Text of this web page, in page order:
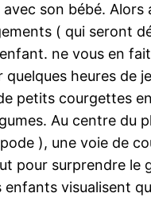
son bébé. Alors
( qui seront
ne vous en
heures de
petits courgettes
Au centre du
), une voie de
pour surprendre le
enfants visualisent